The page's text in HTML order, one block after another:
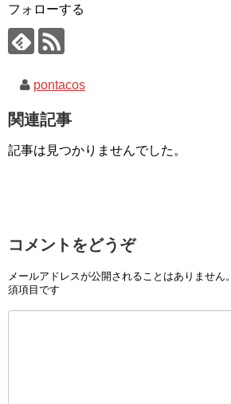
フォローする
pontacos
関連記事
記事は見つかりませんでした。
コメントをどうぞ
メールアドレスが公開されることはありません。
須項目です